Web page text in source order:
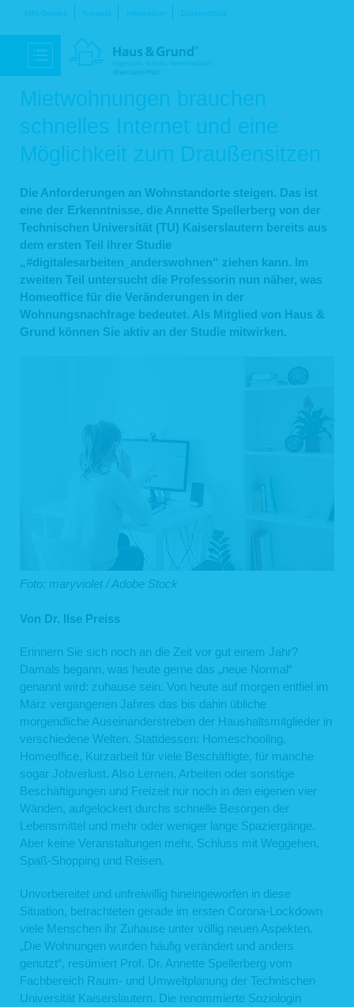
Navigation
Info-Service Kontakt Impressum Datenschutz
Mietwohnungen brauchen
schnelles Internet und eine
Möglichkeit zum Draußensitzen
Die Anforderungen an Wohnstandorte steigen. Das ist
eine der Erkenntnisse, die Annette Spellerberg von der
Technischen Universität (TU) Kaiserslautern bereits aus
dem ersten Teil ihrer Studie
„#digitalesarbeiten_anderswohnen“ ziehen kann. Im
zweiten Teil untersucht die Professorin nun näher, was
Homeoffice für die Veränderungen in der
Wohnungsnachfrage bedeutet. Als Mitglied von Haus &
Grund können Sie aktiv an der Studie mitwirken.
Foto: maryviolet / Adobe Stock
Von Dr. Ilse Preiss
Erinnern Sie sich noch an die Zeit vor gut einem Jahr?
Damals begann, was heute gerne das „neue Normal“
genannt wird: zuhause sein. Von heute auf morgen entfiel im
März vergangenen Jahres das bis dahin übliche
morgendliche Auseinanderstreben der Haushaltsmitglieder in
verschiedene Welten. Stattdessen: Homeschooling,
Homeoffice, Kurzarbeit für viele Beschäftigte, für manche
sogar Jobverlust. Also Lernen, Arbeiten oder sonstige
Beschäftigungen und Freizeit nur noch in den eigenen vier
Wänden, aufgelockert durchs schnelle Besorgen der
Lebensmittel und mehr oder weniger lange Spaziergänge.
Aber keine Veranstaltungen mehr, Schluss mit Weggehen,
Spaß-Shopping und Reisen.
Unvorbereitet und unfreiwillig hineingeworfen in diese
Situation, betrachteten gerade im ersten Corona-Lockdown
viele Menschen ihr Zuhause unter völlig neuen Aspekten.
„Die Wohnungen wurden häufig verändert und anders
genutzt“, resümiert Prof. Dr. Annette Spellerberg vom
Fachbereich Raum- und Umweltplanung der Technischen
Universität Kaiserslautern. Die renommierte Soziologin